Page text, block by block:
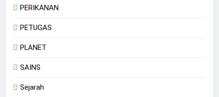
PERIKANAN
PETUGAS
PLANET
SAINS
Sejarah